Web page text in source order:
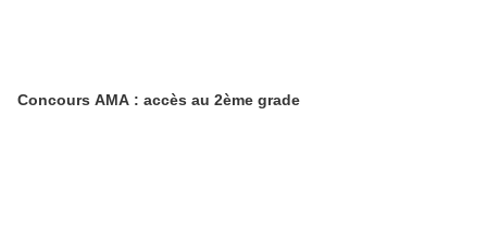
Concours AMA : accès au 2ème grade